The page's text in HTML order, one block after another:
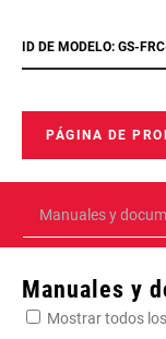
ID DE MODELO: GS-
PÁGINA DE
Manuales y
Manuales y
Mostrar todos